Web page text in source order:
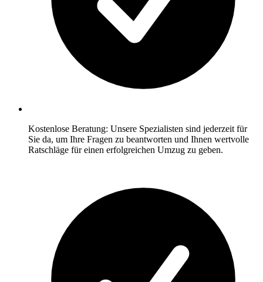
Kostenlose Beratung: Unsere Spezialisten sind jederzeit für
Sie da, um Ihre Fragen zu beantworten und Ihnen wertvolle
Ratschläge für einen erfolgreichen Umzug zu geben.